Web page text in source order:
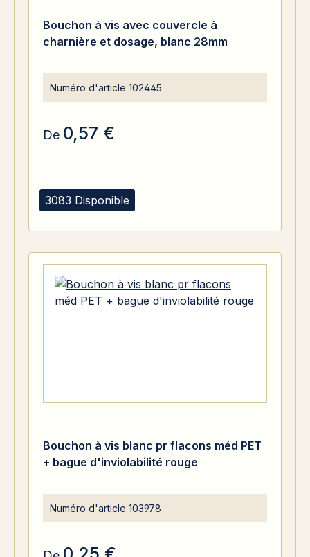
3083 Disponible
Bouchon à vis avec couvercle à
charnière et dosage, blanc 28mm
Numéro d'article 102445
De 0,57 €
Bouchon à vis blanc pr flacons méd PET
+ bague d'inviolabilité rouge
Numéro d'article 103978